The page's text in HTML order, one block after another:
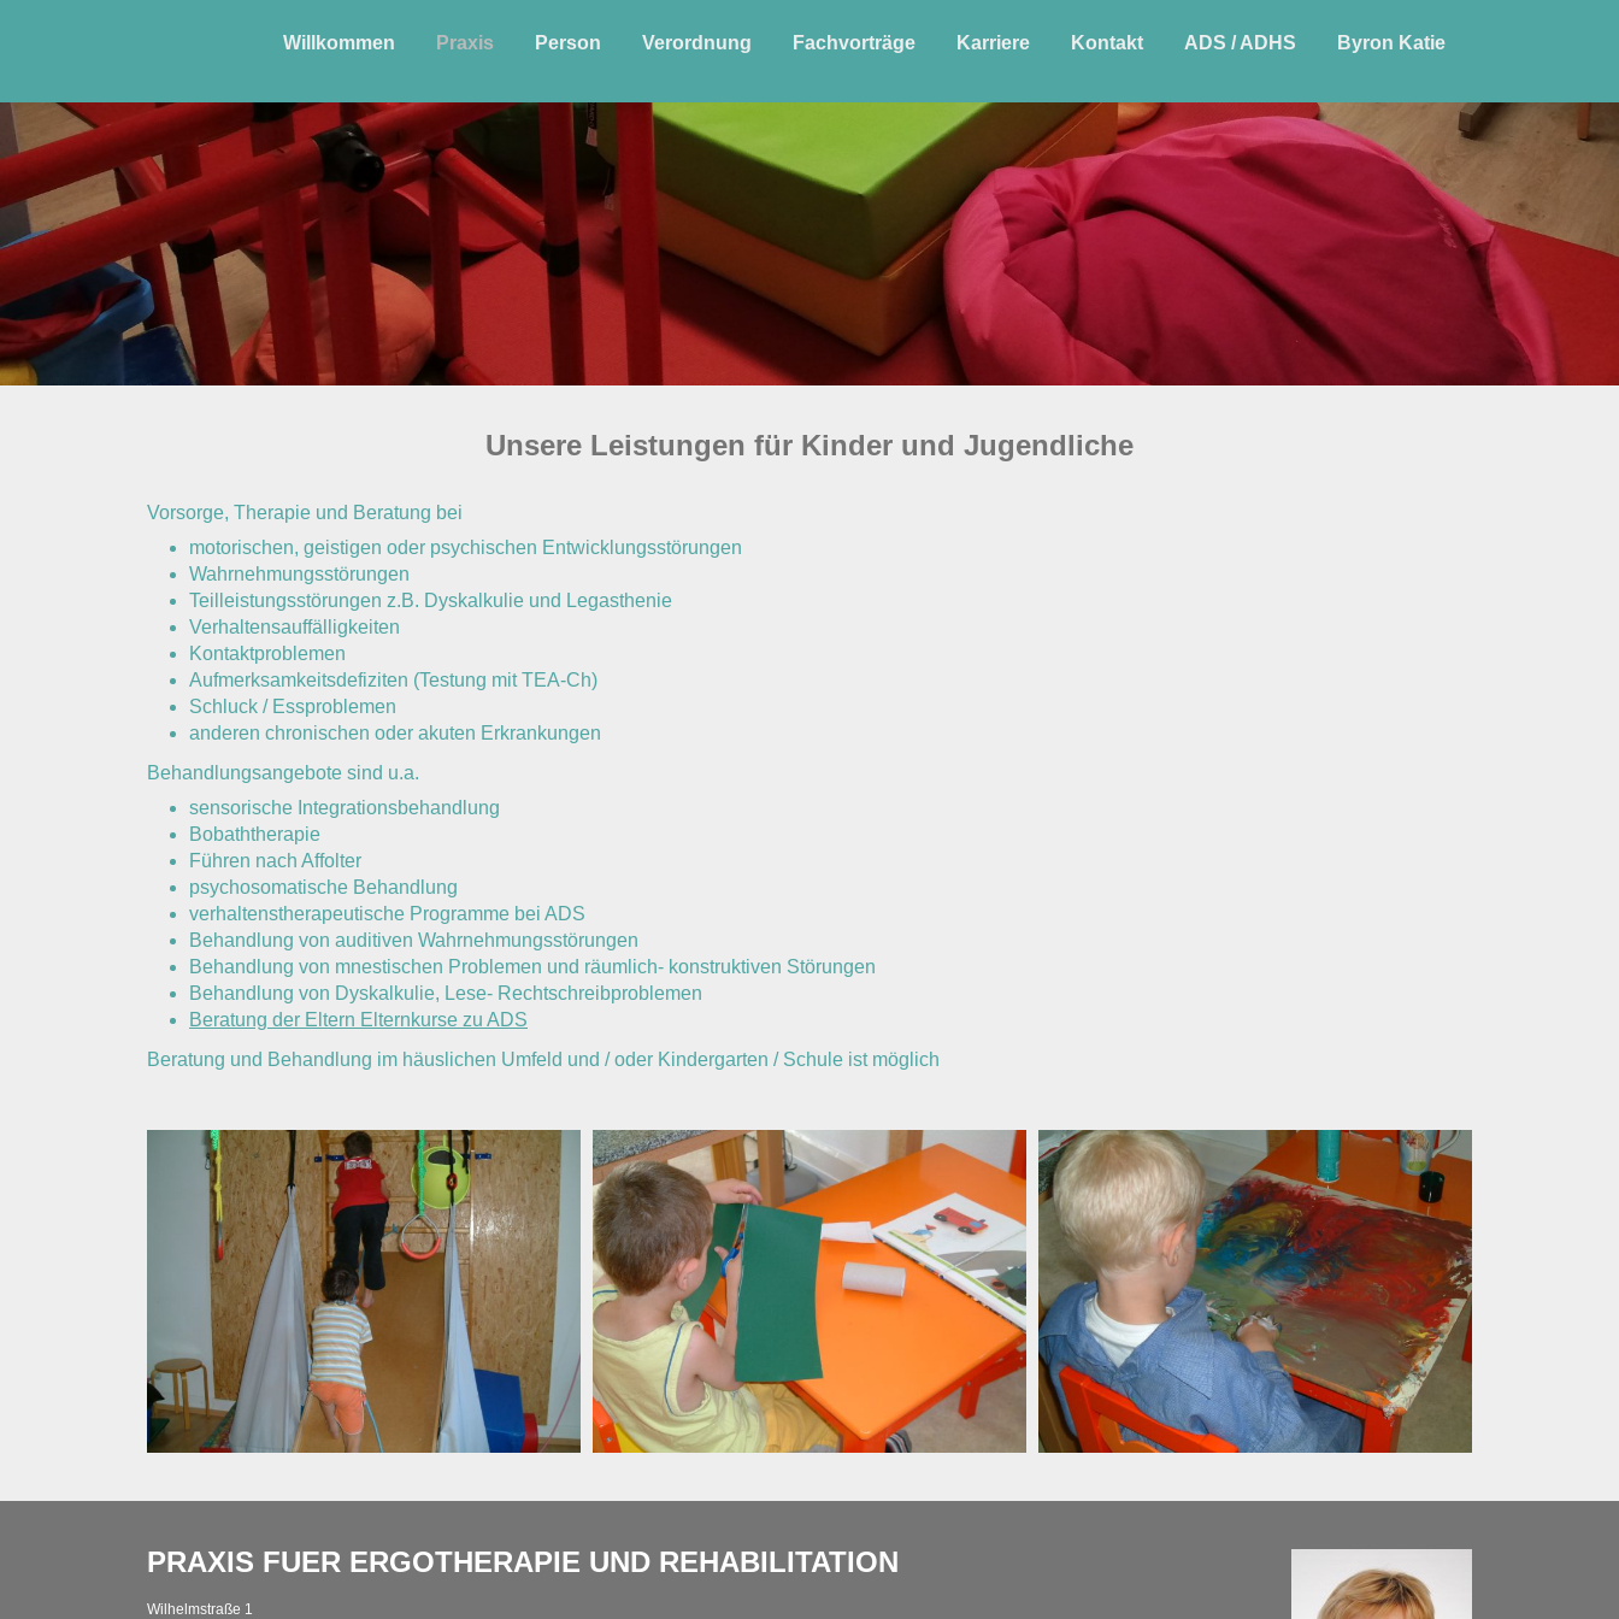
Willkommen Praxis Person Verordnung Fachvorträge Karriere Kontakt ADS / ADHS Byron Katie
Unsere Leistungen für Kinder und Jugendliche
Vorsorge, Therapie und Beratung bei
motorischen, geistigen oder psychischen Entwicklungsstörungen
Wahrnehmungsstörungen
Teilleistungsstörungen z.B. Dyskalkulie und Legasthenie
Verhaltensauffälligkeiten
Kontaktproblemen
Aufmerksamkeitsdefiziten (Testung mit TEA-Ch)
Schluck / Essproblemen
anderen chronischen oder akuten Erkrankungen
Behandlungsangebote sind u.a.
sensorische Integrationsbehandlung
Bobaththerapie
Führen nach Affolter
psychosomatische Behandlung
verhaltenstherapeutische Programme bei ADS
Behandlung von auditiven Wahrnehmungsstörungen
Behandlung von mnestischen Problemen und räumlich- konstruktiven Störungen
Behandlung von Dyskalkulie, Lese- Rechtschreibproblemen
Beratung der Eltern Elternkurse zu ADS
Beratung und Behandlung im häuslichen Umfeld und / oder Kindergarten / Schule ist möglich
PRAXIS FUER ERGOTHERAPIE UND REHABILITATION
Wilhelmstraße 1